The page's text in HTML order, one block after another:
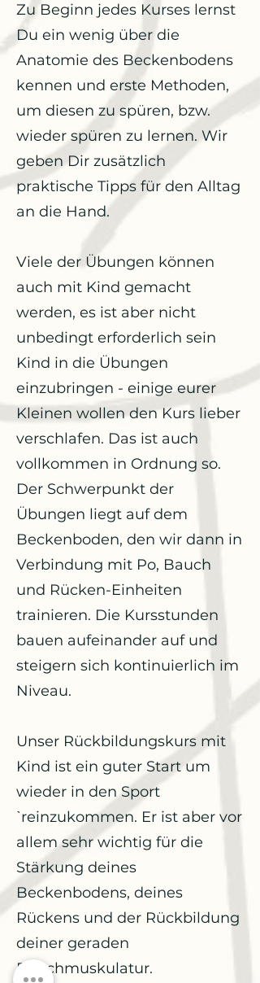
Zu Beginn jedes Kurses lernst
Du ein wenig über die
Anatomie des Beckenbodens
kennen und erste Methoden,
um diesen zu spüren, bzw.
wieder spüren zu lernen. Wir
geben Dir zusätzlich
praktische Tipps für den Alltag
an die Hand.
Viele der Übungen können
auch mit Kind gemacht
werden, es ist aber nicht
unbedingt erforderlich sein
Kind in die Übungen
einzubringen - einige eurer
Kleinen wollen den Kurs lieber
verschlafen. Das ist auch
vollkommen in Ordnung so.
Der Schwerpunkt der
Übungen liegt auf dem
Beckenboden, den wir dann in
Verbindung mit Po, Bauch
und Rücken-Einheiten
trainieren. Die Kursstunden
bauen aufeinander auf und
steigern sich kontinuierlich im
Niveau.
Unser Rückbildungskurs mit
Kind ist ein guter Start um
wieder in den Sport
ˋreinzukommen. Er ist aber vor
allem sehr wichtig für die
Stärkung deines
Beckenbodens, deines
Rückens und der Rückbildung
deiner geraden
Bauchmuskulatur.